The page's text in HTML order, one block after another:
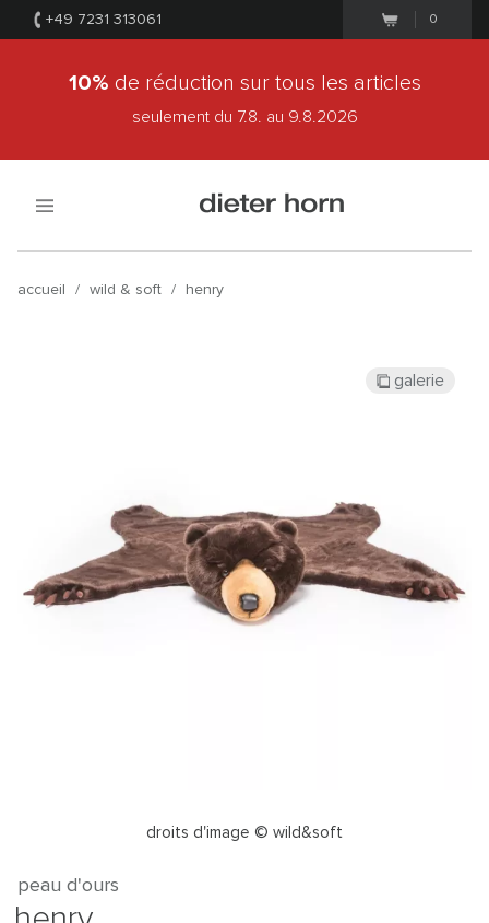
+49 7231 313061 0
10% de réduction sur tous les articles
seulement du 7.8. au 9.8.2026
accueil / wild & soft / henry
droits d'image © wild&soft
galerie
peau d'ours